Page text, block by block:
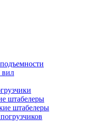
вил
штабелеры
штабелеры